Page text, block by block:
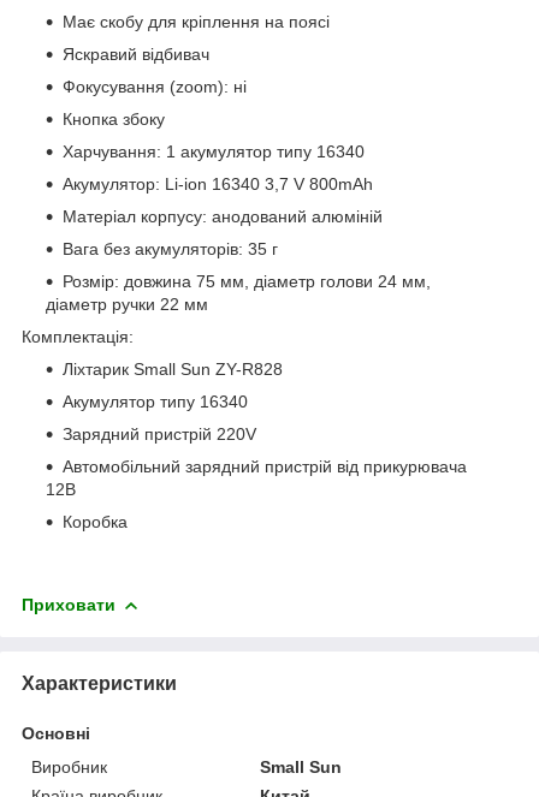
Має скобу для кріплення на поясі
Яскравий відбивач
Фокусування (zoom): ні
Кнопка збоку
Харчування: 1 акумулятор типу 16340
Акумулятор: Li-ion 16340 3,7 V 800mAh
Матеріал корпусу: анодований алюміній
Вага без акумуляторів: 35 г
Розмір: довжина 75 мм, діаметр голови 24 мм,
діаметр ручки 22 мм
Комплектація:
Ліхтарик Small Sun ZY-R828
Акумулятор типу 16340
Зарядний пристрій 220V
Автомобільний зарядний пристрій від прикурювача
12В
Коробка
Приховати
Характеристики
Основні
Виробник
Small Sun